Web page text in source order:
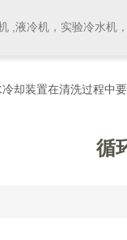
,液冷机，实验冷水机，
却装置在清洗过程中
循